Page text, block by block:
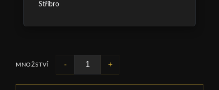
Stříbro
MNOŽSTVÍ - +